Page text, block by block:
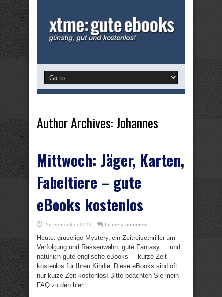
Author Archives: Johannes
Mittwoch: Jäger, Karten,
Fabeltiere – gute
eBooks kostenlos
26. September 2012 Leave a comment
Heute: gruselige Mystery, ein Zeitreisethriller um
Verfolgung und Rassenwahn, gute Fantasy … und
natürlich gute englische eBooks – kurze Zeit
kostenlos für Ihren Kindle! Diese eBooks sind oft
nur kurze Zeit kostenlos! Bitte beachten Sie mein
FAQ zu den hier ...